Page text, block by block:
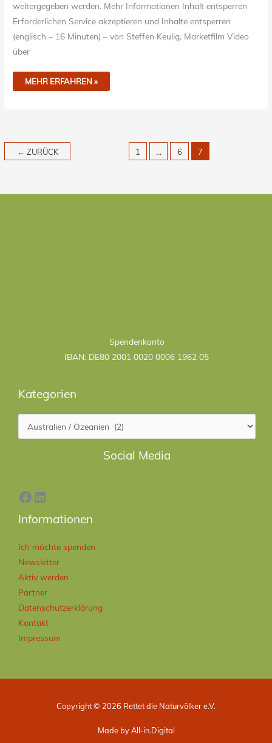
weitergegeben werden. Mehr Informationen Inhalt entsperren
Erforderlichen Service akzeptieren und Inhalte entsperren
(englisch – 16 Minuten) – von Steffen Keulig, Marketfilm Video
über
MEHR ERFAHREN »
← ZURÜCK 1 … 6 7
Spendenkonto
IBAN: DE80 2001 0020 0006 1962 05
Kategorien
Social Media
Facebook
LinkedIn
Informationen
Ich möchte spenden
Newsletter
Aktiv werden
Partner
Datenschutzerklärung
Kontakt
Impressum
Copyright © 2026 Rettet die Naturvölker e.V.
Made by All-in.Digital